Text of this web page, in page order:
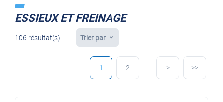
ESSIEUX ET FREINAGE
106 résultat(s) Trier par
1 2 > >>